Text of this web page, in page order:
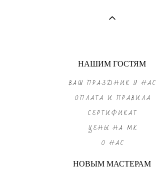
НАШИМ ГОСТЯМ
ВАШ ПРАЗДНИК У НАС
ОПЛАТА И ПРАВИЛА
СЕРТИФИКАТ
ЦЕНЫ НА МК
О НАС
НОВЫМ МАСТЕРАМ